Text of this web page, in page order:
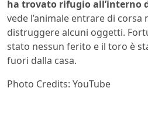
ha trovato rifugio all’interno
vede l’animale entrare di corsa
distruggere alcuni oggetti.
stato nessun ferito e il toro è
fuori dalla casa.
Photo Credits: YouTube